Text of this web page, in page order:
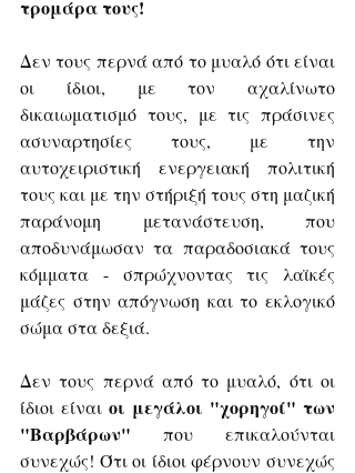
τρομάρα τους!
Δεν τους περνά από το μυαλό ότι είναι
οι ίδιοι, με τον αχαλίνωτο
δικαιωματισμό τους, με τις πράσινες
ασυναρτησίες τους, με την
αυτοχειριστική ενεργειακή πολιτική
τους και με την στήριξή τους στη μαζική
παράνομη μετανάστευση, που
αποδυνάμωσαν τα παραδοσιακά τους
κόμματα - σπρώχνοντας τις λαϊκές
μάζες στην απόγνωση και το εκλογικό
σώμα στα δεξιά.
Δεν τους περνά από το μυαλό, ότι οι
ίδιοι είναι οι μεγάλοι "χορηγοί" των
"Βαρβάρων" που επικαλούνται
συνεχώς! Ότι οι ίδιοι φέρνουν συνεχώς